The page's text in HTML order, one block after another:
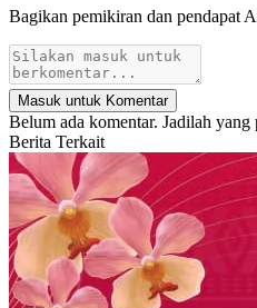
Bagikan pemikiran dan pendapat
Masuk untuk Komentar
Belum ada komentar. Jadilah yang
Berita Terkait